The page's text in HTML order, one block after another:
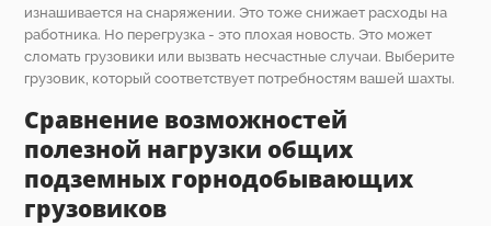
изнашивается на снаряжении. Это тоже снижает расходы на
работника. Но перегрузка - это плохая новость. Это может
сломать грузовики или вызвать несчастные случаи. Выберите
грузовик, который соответствует потребностям вашей шахты.
Сравнение возможностей
полезной нагрузки общих
подземных горнодобывающих
грузовиков